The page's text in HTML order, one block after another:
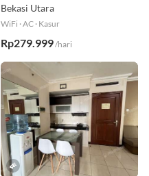
Furnished Lt 2
Bekasi Utara
WiFi ·AC · Kasur
Rp279.999/hari